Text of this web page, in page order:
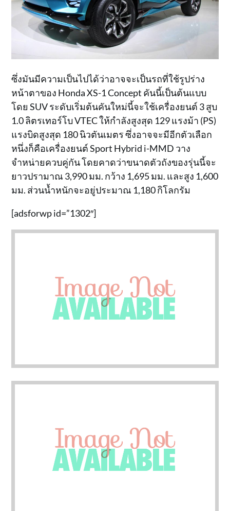
ซึ่งมันมีความเป็นไปได้ว่าอาจจะเป็นรถที่ใช้รูปร่าง
หน้าตาของ Honda XS-1 Concept คันนี้เป็นต้นแบบ
โดย SUV ระดับเริ่มต้นคันใหม่นี้จะใช้เครื่องยนต์ 3 สูบ
1.0 ลิตรเทอร์โบ VTEC ให้กำลังสูงสุด 129 แรงม้า (PS)
แรงบิดสูงสุด 180 นิวตันเมตร ซึ่งอาจจะมีอีกตัวเลือก
หนึ่งก็คือเครื่องยนต์ Sport Hybrid i-MMD วาง
จำหน่ายควบคู่กัน โดยคาดว่าขนาดตัวถังของรุ่นนี้จะ
ยาวปรามาณ 3,990 มม. กว้าง 1,695 มม. และสูง 1,600
มม. ส่วนน้ำหนักจะอยู่ประมาณ 1,180 กิโลกรัม
[adsforwp id=”1302″]